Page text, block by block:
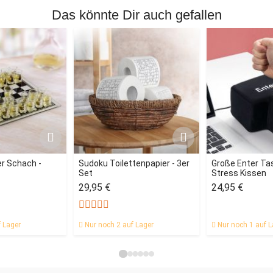
Das könnte Dir auch gefallen
Schach -
Sudoku Toilettenpapier - 3er
Set
29,95 €
Nur noch 2 auf Lager
Große Enter
Stress Kissen
24,95 €
Nur noch 1 auf